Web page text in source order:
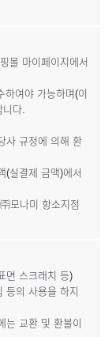
몰 마이페이지에서
여야 가능하며(이
니다.
사 규정에 의해 환
(실결제 금액)에서
모나미 항소지점
면 스크래치 등)
등의 사용을 하지
교환 및 환불이